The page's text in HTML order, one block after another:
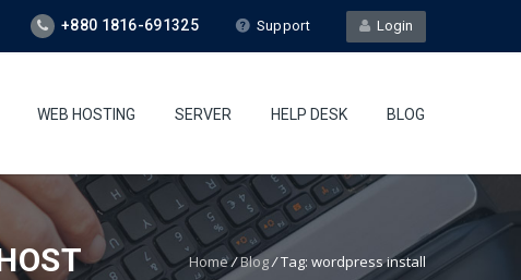
Login
+880 1816-691325 Support
WEB HOSTING SERVER HELP DESK BLOG
Home/Blog/Tag: wordpress install